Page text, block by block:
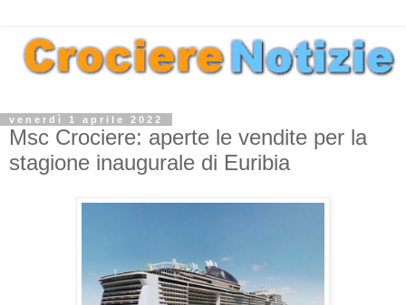
venerdì 1 aprile 2022
Msc Crociere: aperte le vendite per la
stagione inaugurale di Euribia